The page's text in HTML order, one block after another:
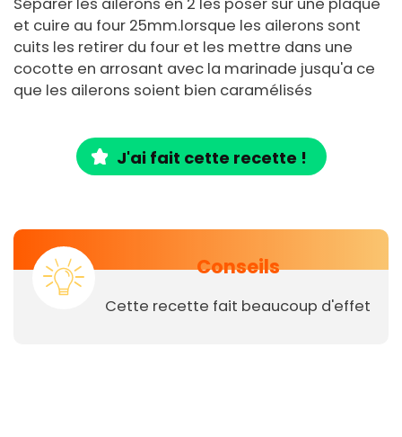
et cuire au four 25mm.lorsque les ailerons sont
cuits les retirer du four et les mettre dans une
cocotte en arrosant avec la marinade jusqu'a ce
que les ailerons soient bien caramélisés
J'ai fait cette recette !
Conseils
Cette recette fait beaucoup d'effet